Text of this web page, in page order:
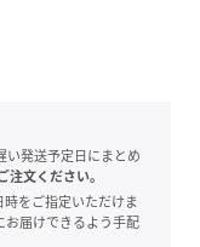
発送予定日にまとめ
文ください。
をご指定いただけま
お届けできるよう手配